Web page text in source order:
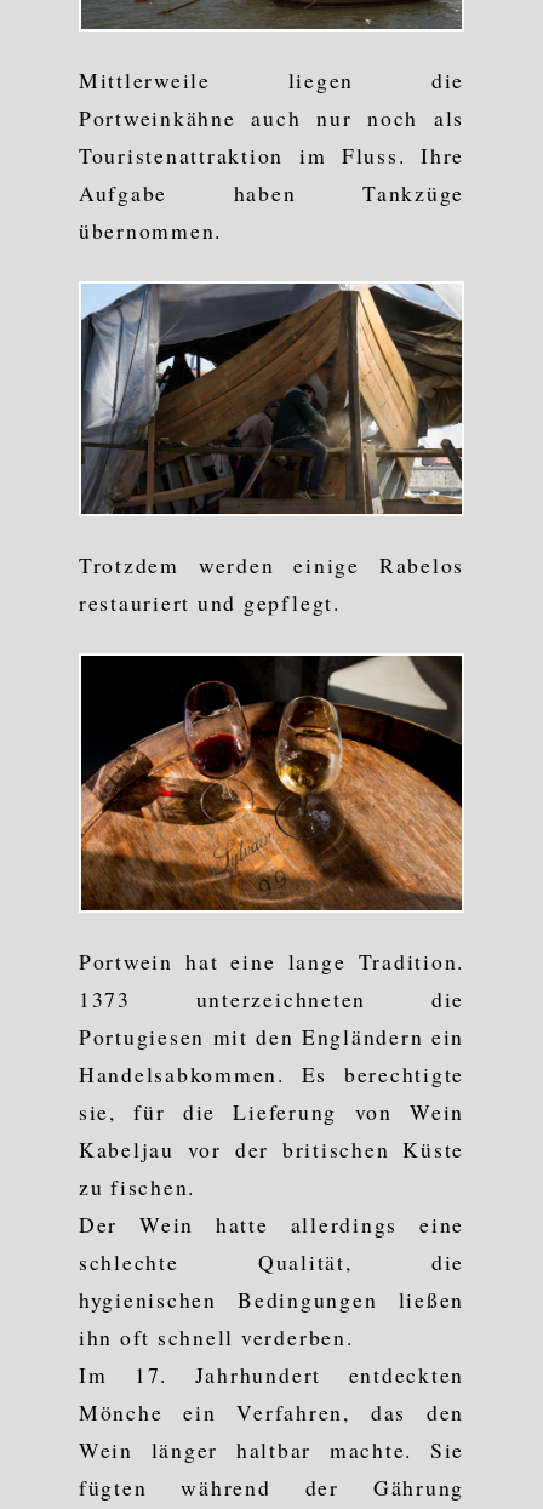
Mittlerweile liegen die
Portweinkähne auch nur noch als
Touristenattraktion im Fluss. Ihre
Aufgabe haben Tankzüge
übernommen.
Trotzdem werden einige Rabelos
restauriert und gepflegt.
Portwein hat eine lange Tradition.
1373 unterzeichneten die
Portugiesen mit den Engländern ein
Handelsabkommen. Es berechtigte
sie, für die Lieferung von Wein
Kabeljau vor der britischen Küste
zu fischen.
Der Wein hatte allerdings eine
schlechte Qualität, die
hygienischen Bedingungen ließen
ihn oft schnell verderben.
Im 17. Jahrhundert entdeckten
Mönche ein Verfahren, das den
Wein länger haltbar machte. Sie
fügten während der Gährung